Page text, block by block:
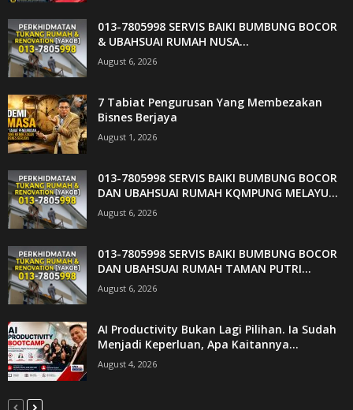
013-7805998 SERVIS BAIKI BUMBUNG BOCOR
& UBAHSUAI RUMAH NUSA...
August 6, 2026
7 Tabiat Pengurusan Yang Membezakan
Bisnes Berjaya
August 1, 2026
013-7805998 SERVIS BAIKI BUMBUNG BOCOR
DAN UBAHSUAI RUMAH KQMPUNG MELAYU...
August 6, 2026
013-7805998 SERVIS BAIKI BUMBUNG BOCOR
DAN UBAHSUAI RUMAH TAMAN PUTRI...
August 6, 2026
AI Productivity Bukan Lagi Pilihan. Ia Sudah
Menjadi Keperluan, Apa Kaitannya...
August 4, 2026